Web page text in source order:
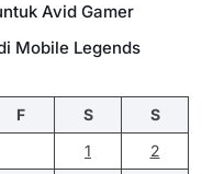
Avid Gamer
Mobile Legends
F S
S
1
2